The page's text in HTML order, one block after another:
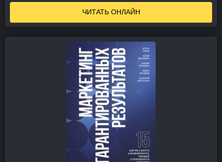
ЧИТАТЬ ОНЛАЙН